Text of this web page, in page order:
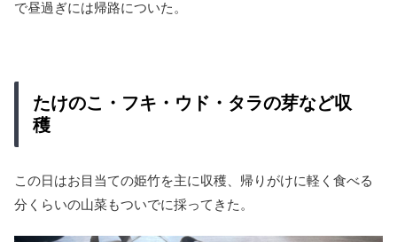
で昼過ぎには帰路についた。
たけのこ・フキ・ウド・タラの芽など収
穫
この日はお目当ての姫竹を主に収穫、帰りがけに軽く食べる
分くらいの山菜もついでに採ってきた。